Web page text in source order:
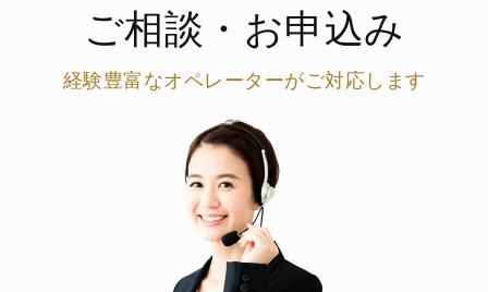
ご相談・お申込み
経験豊富なオペレーターがご対応します